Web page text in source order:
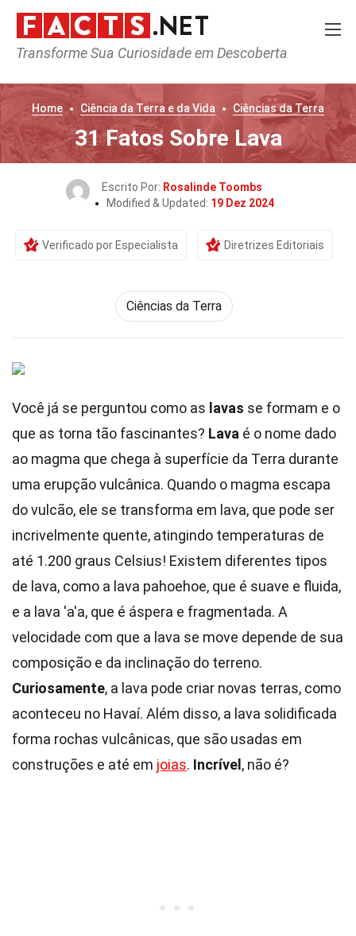
Transforme Sua Curiosidade em Descoberta
Home Ciência da Terra e da Vida Ciências da Terra
31 Fatos Sobre Lava
Escrito Por: Rosalinde Toombs
Modified & Updated: 19 Dez 2024
Verificado por Especialista Diretrizes Editoriais
Ciências da Terra
Você já se perguntou como as lavas se formam e o
que as torna tão fascinantes? Lava é o nome dado
ao magma que chega à superfície da Terra durante
uma erupção vulcânica. Quando o magma escapa
do vulcão, ele se transforma em lava, que pode ser
incrivelmente quente, atingindo temperaturas de
até 1.200 graus Celsius! Existem diferentes tipos
de lava, como a lava pahoehoe, que é suave e fluida,
e a lava 'a'a, que é áspera e fragmentada. A
velocidade com que a lava se move depende de sua
composição e da inclinação do terreno.
Curiosamente, a lava pode criar novas terras, como
aconteceu no Havaí. Além disso, a lava solidificada
forma rochas vulcânicas, que são usadas em
construções e até em joias. Incrível , não é?